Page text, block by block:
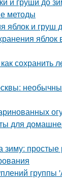
методы
яблок и груш
яблок
сохранить
для
зиму:
группы